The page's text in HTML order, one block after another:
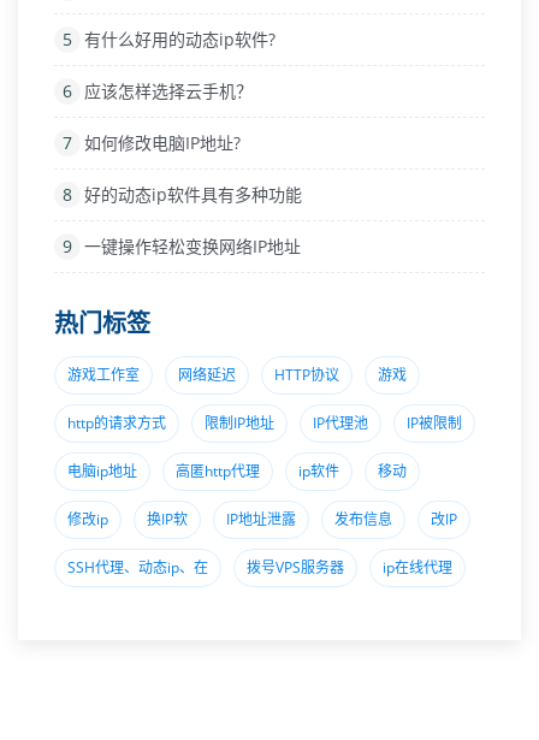
5 有什么好用的动态ip软件?
6 应该怎样选择云手机？
7 如何修改电脑IP地址?
8 好的动态ip软件具有多种功能
9 一键操作轻松变换网络IP地址
热门标签
游戏工作室 网络延迟 HTTP协议 游戏
http的请求方式 限制IP地址 IP代理池 IP被限制
电脑ip地址 高匿http代理 ip软件 移动
修改ip 换IP软 IP地址泄露 发布信息 改IP
SSH代理、动态ip、在 拨号VPS服务器 ip在线代理